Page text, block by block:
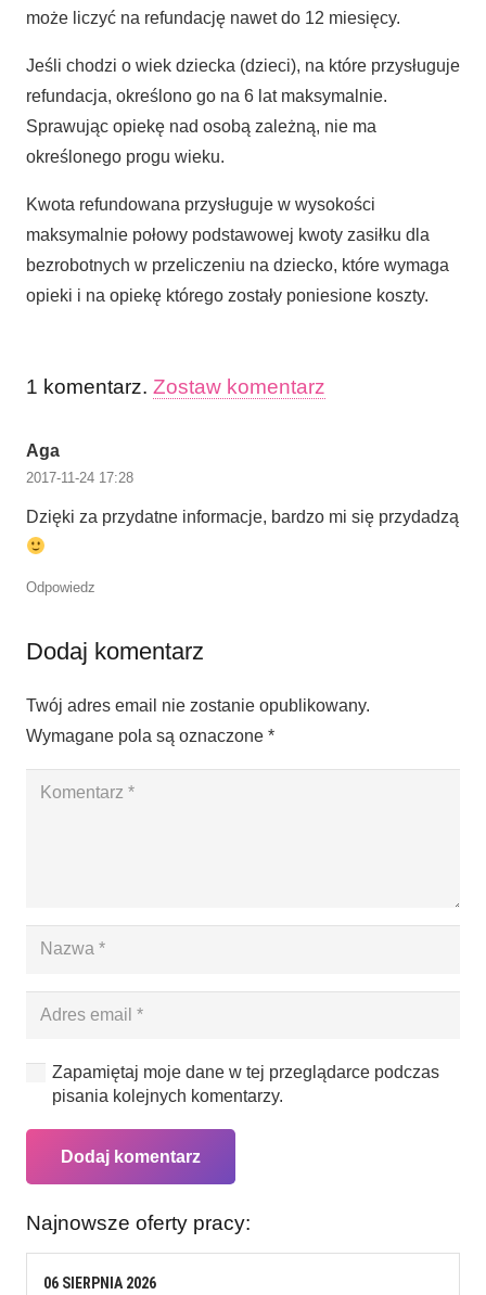
może liczyć na refundację nawet do 12 miesięcy.
Jeśli chodzi o wiek dziecka (dzieci), na które przysługuje
refundacja, określono go na 6 lat maksymalnie.
Sprawując opiekę nad osobą zależną, nie ma
określonego progu wieku.
Kwota refundowana przysługuje w wysokości
maksymalnie połowy podstawowej kwoty zasiłku dla
bezrobotnych w przeliczeniu na dziecko, które wymaga
opieki i na opiekę którego zostały poniesione koszty.
1 komentarz. Zostaw komentarz
Aga
2017-11-24 17:28
Dzięki za przydatne informacje, bardzo mi się przydadzą
Odpowiedz
Dodaj komentarz
Twój adres email nie zostanie opublikowany.
Wymagane pola są oznaczone *
Zapamiętaj moje dane w tej przeglądarce podczas
pisania kolejnych komentarzy.
Dodaj komentarz
Najnowsze oferty pracy:
06 SIERPNIA 2026